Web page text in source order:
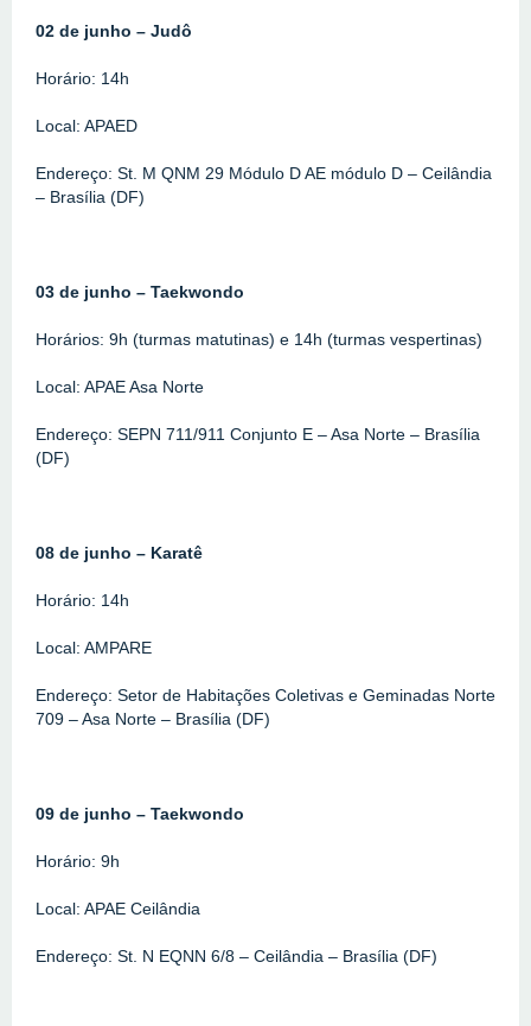
02 de junho – Judô
Horário: 14h
Local: APAED
Endereço: St. M QNM 29 Módulo D AE módulo D – Ceilândia
– Brasília (DF)
03 de junho – Taekwondo
Horários: 9h (turmas matutinas) e 14h (turmas vespertinas)
Local: APAE Asa Norte
Endereço: SEPN 711/911 Conjunto E – Asa Norte – Brasília
(DF)
08 de junho – Karatê
Horário: 14h
Local: AMPARE
Endereço: Setor de Habitações Coletivas e Geminadas Norte
709 – Asa Norte – Brasília (DF)
09 de junho – Taekwondo
Horário: 9h
Local: APAE Ceilândia
Endereço: St. N EQNN 6/8 – Ceilândia – Brasília (DF)